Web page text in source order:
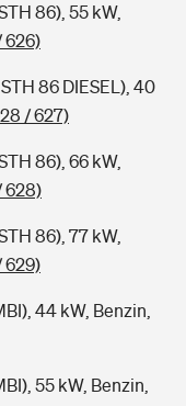
86), 55 kW,
626)
86 DIESEL), 40
/ 627)
86), 66 kW,
628)
86), 77 kW,
629)
44 kW, Benzin,
55 kW, Benzin,